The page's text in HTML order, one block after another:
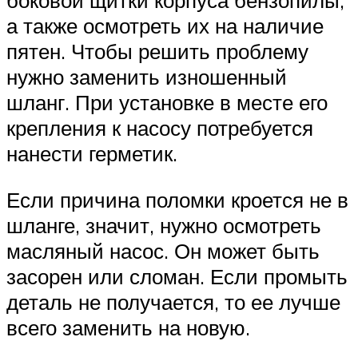
а также осмотреть их на наличие
пятен. Чтобы решить проблему
нужно заменить изношенный
шланг. При установке в месте его
крепления к насосу потребуется
нанести герметик.
Если причина поломки кроется не в
шланге, значит, нужно осмотреть
масляный насос. Он может быть
засорен или сломан. Если промыть
деталь не получается, то ее лучше
всего заменить на новую.